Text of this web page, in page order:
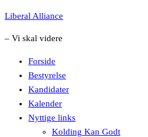
Skip
content
Liberal Alliance
– Vi skal videre
Forside
Bestyrelse
Kandidater
Kalender
Nyttige links
Kolding Kan Godt